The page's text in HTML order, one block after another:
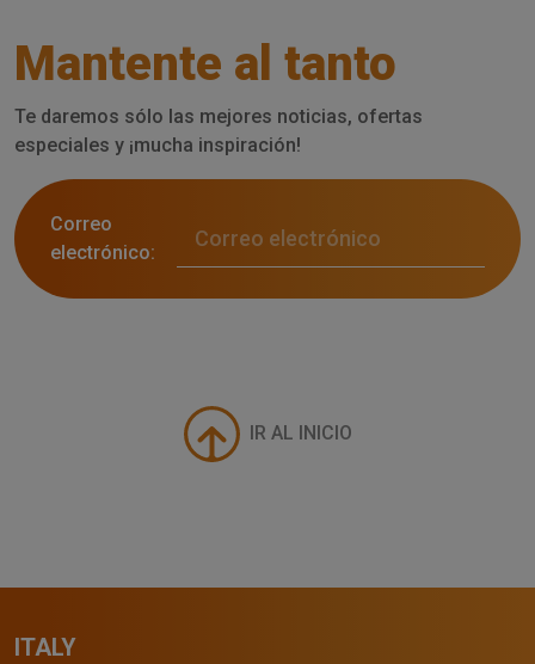
Mantente al tanto
Te daremos sólo las mejores noticias, ofertas
especiales y ¡mucha inspiración!
Correo
electrónico:
IR AL INICIO
ITALY